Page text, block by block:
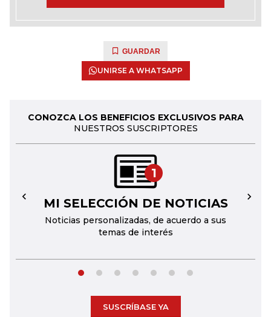
GUARDAR
UNIRSE A WHATSAPP
CONOZCA LOS BENEFICIOS EXCLUSIVOS PARA
NUESTROS SUSCRIPTORES
1
MI SELECCIÓN DE NOTICIAS
Noticias personalizadas, de acuerdo a sus
temas de interés
← →
SUSCRÍBASE YA